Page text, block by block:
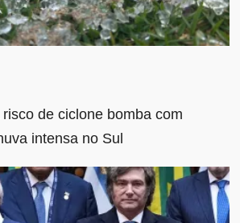
de ciclone bomba com
intensa no Sul